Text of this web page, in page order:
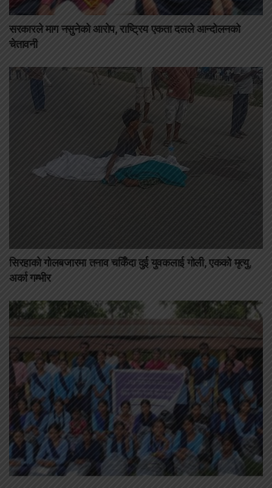
सरकारले माग नसुनेको आरोप, राष्ट्रिय एकता दलले आन्दोलनको
चेतावनी
सिरहाको गोलबजारमा तनाव चर्किँदा दुई युवकलाई गोली, एकको मृत्यु,
अर्का गम्भीर